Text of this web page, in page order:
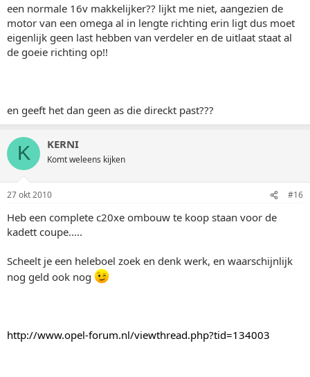
een normale 16v makkelijker?? lijkt me niet, aangezien de
motor van een omega al in lengte richting erin ligt dus moet
eigenlijk geen last hebben van verdeler en de uitlaat staat al
de goeie richting op!!
en geeft het dan geen as die direckt past???
K KERNI
Komt weleens kijken
27 okt 2010 #16
Heb een complete c20xe ombouw te koop staan voor de
kadett coupe.....
Scheelt je een heleboel zoek en denk werk, en waarschijnlijk
nog geld ook nog
http://www.opel-forum.nl/viewthread.php?tid=134003